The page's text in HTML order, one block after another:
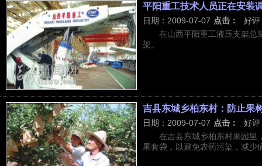
平阳重工技术人员正在安装
日期：2009-07-07 点击：
好评
在山西平阳重工液压支架总
架。
吉县东城乡柏东村：防止果
日期：2009-07-07 点击：
好评
在吉县东城乡柏东村果园里
果套袋，以避免农药污染，减少